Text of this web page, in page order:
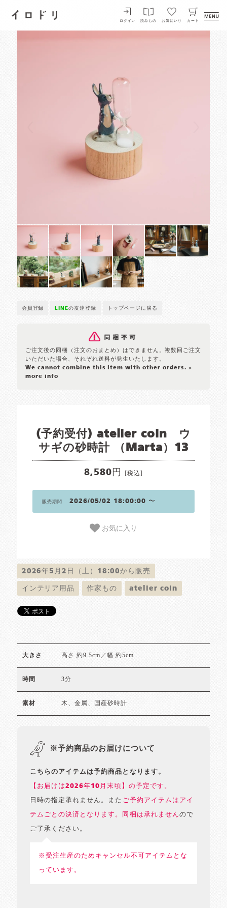
イロドリ
ログイン 読みもの お気にいり カート
会員登録 LINEの友達登録 トップページに戻る
ご注文後の同梱（注文のおまとめ）はできません。複数回ご注文
いただいた場合、それぞれ送料が発生いたします。
We cannot combine this item with other orders. >
more info
(予約受付) atelier coin ウ
サギの砂時計 （Marta）13
8,580円 [税込]
販売期間 2026/05/02 18:00:00 〜
お気に入り
2026年5月2日（土）18:00から販売
インテリア用品 作家もの atelier coin
大きさ 高さ 約9.5cm／幅 約5cm
時間 3分
素材 木、金属、国産砂時計
※予約商品のお届けについて
こちらのアイテムは予約商品となります。
【お届けは2026年10月末頃】の予定です。
日時の指定承れません。また ご予約アイテムはアイ
テムごとの決済となります。同梱は承れませんので
ご了承ください。
※受注生産のためキャンセル不可アイテムとな
っています。